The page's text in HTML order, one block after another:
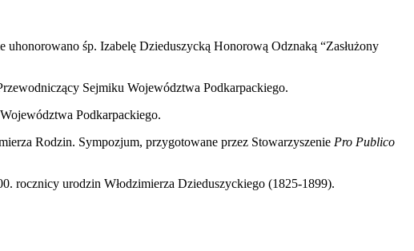
śp. Izabelę Dzieduszycką Honorową Odznaką “Zasłużony
Sejmiku Województwa Podkarpackiego.
Podkarpackiego.
Rodzin. Sympozjum, przygotowane przez Stowarzyszenie Pro Publico
rocznicy urodzin Włodzimierza Dzieduszyckiego (1825-1899).